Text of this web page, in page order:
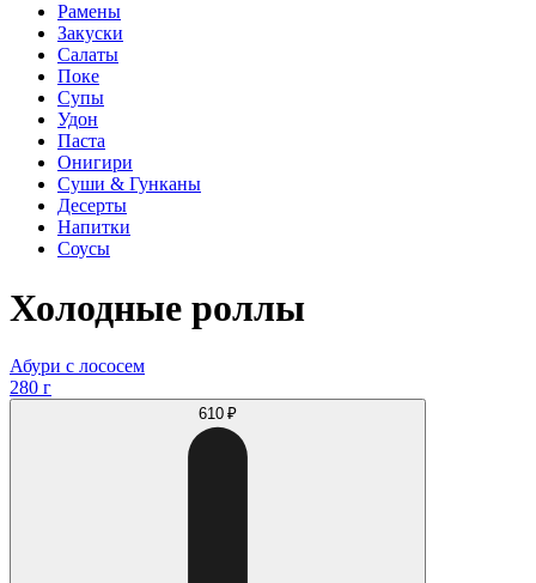
Рамены
Закуски
Салаты
Поке
Супы
Удон
Паста
Онигири
Суши & Гунканы
Десерты
Напитки
Соусы
Холодные роллы
Абури с лососем
280 г
610 ₽